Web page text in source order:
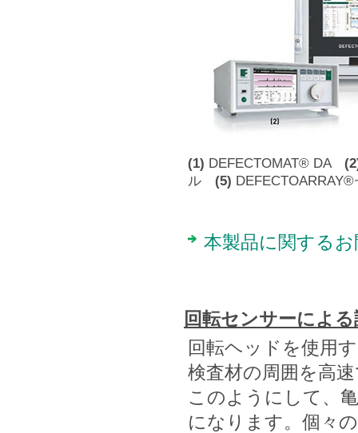
(1) DEFECTOMAT® DA
ル (5) DEFECTOARRAY®
本製品に関する
回転センサーによる
回転ヘッドを使用
検査材の周囲を高
このようにして、
になります。個々